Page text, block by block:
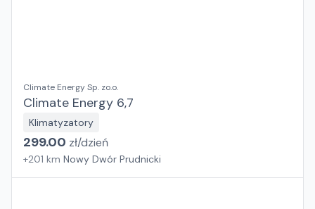
Climate Energy Sp. zo.o.
Climate Energy 6,7
Klimatyzatory
299.00 zł/dzień
+201 km Nowy Dwór Prudnicki